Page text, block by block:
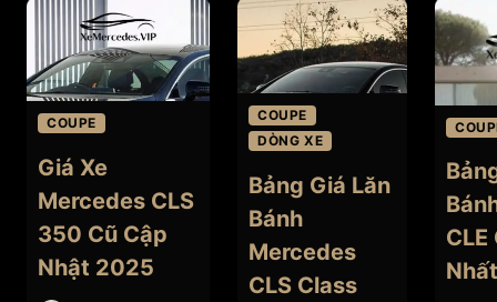
COUPE
Giá Xe
Mercedes CLS
350 Cũ Cập
Nhật 2025
COUPE
DÒNG XE
Bảng Giá Lăn
Bánh
Mercedes
CLS Class